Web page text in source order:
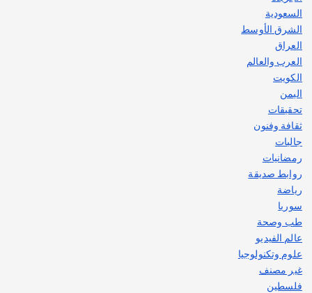
السعودية
الشرق الأوسط
العراق
العرب والعالم
الكويت
اليمن
تحقيقات
ثقافة وفنون
جاليات
رمضانيات
روابط صديقة
رياضة
سوريا
طب وصحة
عالم الفيديو
علوم وتكنولوجيا
غير مصنف
فلسطين